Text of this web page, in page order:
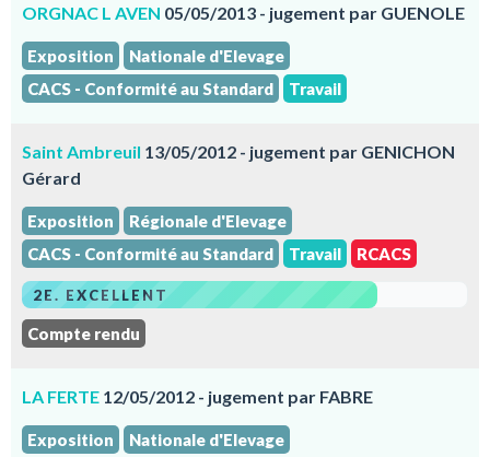
ORGNAC L AVEN 05/05/2013 - jugement par GUENOLE
Exposition
Nationale d'Elevage
CACS - Conformité au Standard
Travail
Saint Ambreuil 13/05/2012 - jugement par GENICHON
Gérard
Exposition
Régionale d'Elevage
CACS - Conformité au Standard
Travail RCACS
2E. EXCELLENT
Compte rendu
LA FERTE 12/05/2012 - jugement par FABRE
Exposition
Nationale d'Elevage